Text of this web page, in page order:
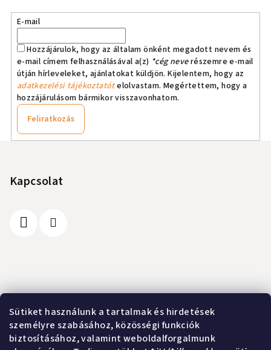
Sütiket használunk a tartalmak és hirdetések
személyre szabásához, közösségi funkciók
biztosításához, valamint weboldalforgalmunk
E-mail
Hozzájárulok, hogy az általam önként megadott nevem és
e-mail címem felhasználásával a(z) *cég neverészemre e-mail
útján hírleveleket, ajánlatokat küldjön. Kijelentem, hogy az
adatkezelési tájékoztatótelolvastam. Megértettem, hogy a
hozzájárulásom bármikor visszavonhatom.
Feliratkozás
Kapcsolat
Információ
A vásárlás lépései
Üzleti feltételek (ÁSZF)